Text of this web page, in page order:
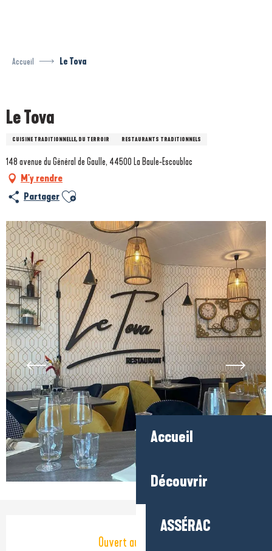
Accueil
Découvrir
ASSÉRAC
Accueil Le Tova
Le Tova
CUISINE TRADITIONNELLE, DU TERROIR RESTAURANTS TRADITIONNELS
148 avenue du Général de Gaulle, 44500 La Baule-Escoublac
M'y rendre
Partager Ajouter aux favoris
Ouverture et coordonnées
Ouvert aujourd'hui